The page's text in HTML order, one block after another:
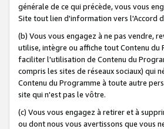
générale de ce qui précède, vous vous
Site tout lien d'information vers l'Accord
(b) Vous vous engagez à ne pas vendre,
utilise, intègre ou affiche tout Contenu du
faciliter l'utilisation de Contenu du
compris les sites de réseaux sociaux) qui
Contenu du Programme à toute autre
site qui n'est pas le vôtre.
(c) Vous vous engagez à retirer et à
ou dont nous vous avertissons que vous